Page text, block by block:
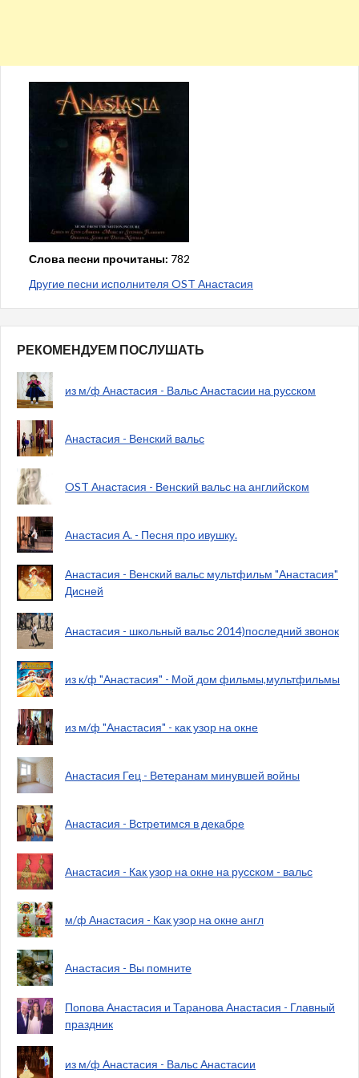
Слова песни прочитаны: 782
Другие песни исполнителя OST Анастасия
РЕКОМЕНДУЕМ ПОСЛУШАТЬ
из м/ф Анастасия - Вальс Анастасии на русском
Анастасия - Венский вальс
OST Анастасия - Венский вальс на английском
Анастасия А. - Песня про ивушку.
Анастасия - Венский вальс мультфильм "Анастасия"
Дисней
Анастасия - школьный вальс 2014)последний звонок
из к/ф "Анастасия" - Мой дом фильмы,мультфильмы
из м/ф "Анастасия" - как узор на окне
Анастасия Гец - Ветеранам минувшей войны
Анастасия - Встретимся в декабре
Анастасия - Как узор на окне на русском - вальс
м/ф Анастасия - Как узор на окне англ
Анастасия - Вы помните
Попова Анастасия и Таранова Анастасия - Главный
праздник
из м/ф Анастасия - Вальс Анастасии